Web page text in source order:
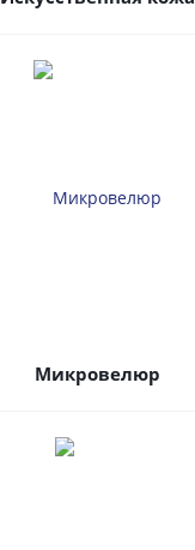
Микровелюр